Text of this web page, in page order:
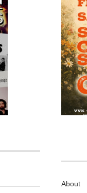
About